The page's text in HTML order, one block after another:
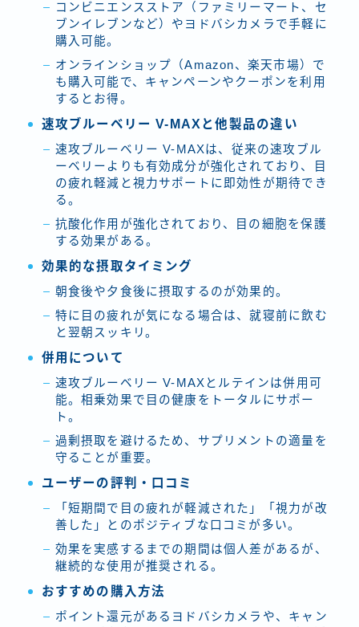
コンビニエンスストア（ファミリーマート、セ
ブンイレブンなど）やヨドバシカメラで手軽に
購入可能。
オンラインショップ（Amazon、楽天市場）で
も購入可能で、キャンペーンやクーポンを利用
するとお得。
速攻ブルーベリー V-MAXと他製品の違い
速攻ブルーベリー V-MAXは、従来の速攻ブル
ーベリーよりも有効成分が強化されており、目
の疲れ軽減と視力サポートに即効性が期待でき
る。
抗酸化作用が強化されており、目の細胞を保護
する効果がある。
効果的な摂取タイミング
朝食後や夕食後に摂取するのが効果的。
特に目の疲れが気になる場合は、就寝前に飲む
と翌朝スッキリ。
併用について
速攻ブルーベリー V-MAXとルテインは併用可
能。相乗効果で目の健康をトータルにサポー
ト。
過剰摂取を避けるため、サプリメントの適量を
守ることが重要。
ユーザーの評判・口コミ
「短期間で目の疲れが軽減された」「視力が改
善した」とのポジティブな口コミが多い。
効果を実感するまでの期間は個人差があるが、
継続的な使用が推奨される。
おすすめの購入方法
ポイント還元があるヨドバシカメラや、キャン